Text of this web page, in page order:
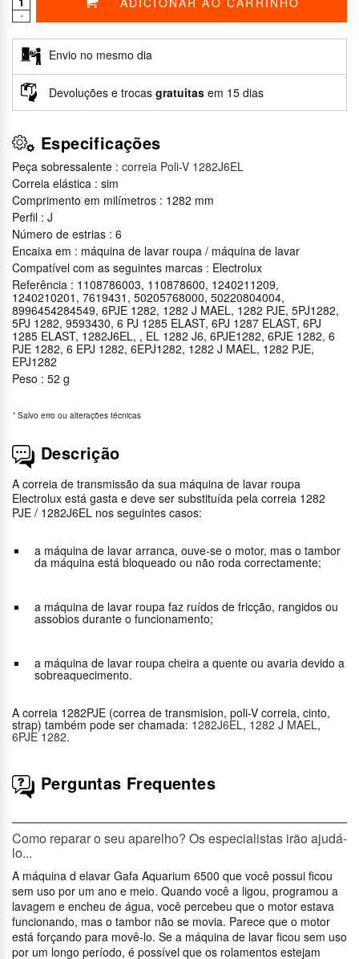
-
Envio no mesmo dia
Devoluções e trocas gratuitas em 15 dias
Especificações
Peça sobressalente : correia Poli-V 1282J6EL
Correia elástica : sim
Comprimento em milímetros : 1282 mm
Perfil : J
Número de estrias : 6
Encaixa em : máquina de lavar roupa / máquina de lavar
Compatível com as seguintes marcas : Electrolux
Referência : 1108786003, 110878600, 1240211209,
1240210201, 7619431, 50205768000, 50220804004,
8996454284549, 6PJE 1282, 1282 J MAEL, 1282 PJE, 5PJ1282,
5PJ 1282, 9593430, 6 PJ 1285 ELAST, 6PJ 1287 ELAST, 6PJ
1285 ELAST, 1282J6EL, , EL 1282 J6, 6PJE1282, 6PJE 1282, 6
PJE 1282, 6 EPJ 1282, 6EPJ1282, 1282 J MAEL, 1282 PJE,
EPJ1282
Peso : 52 g
* Salvo erro ou alterações técnicas
Descrição
A correia de transmissão da sua máquina de lavar roupa
Electrolux está gasta e deve ser substituída pela correia 1282
PJE / 1282J6EL nos seguintes casos:
a máquina de lavar arranca, ouve-se o motor, mas o tambor
da máquina está bloqueado ou não roda correctamente;
a máquina de lavar roupa faz ruídos de fricção, rangidos ou
assobios durante o funcionamento;
a máquina de lavar roupa cheira a quente ou avaria devido a
sobreaquecimento.
A correia 1282PJE (correa de transmision, poli-V correia, cinto,
strap) também pode ser chamada: 1282J6EL, 1282 J MAEL,
6PJE 1282.
Perguntas Frequentes
Como reparar o seu aparelho? Os especialistas irão ajudá-
lo...
A máquina d elavar Gafa Aquarium 6500 que você possui ficou
sem uso por um ano e meio. Quando você a ligou, programou a
lavagem e encheu de água, você percebeu que o motor estava
funcionando, mas o tambor não se movia. Parece que o motor
está forçando para movê-lo. Se a máquina de lavar ficou sem uso
por um longo período, é possível que os rolamentos estejam